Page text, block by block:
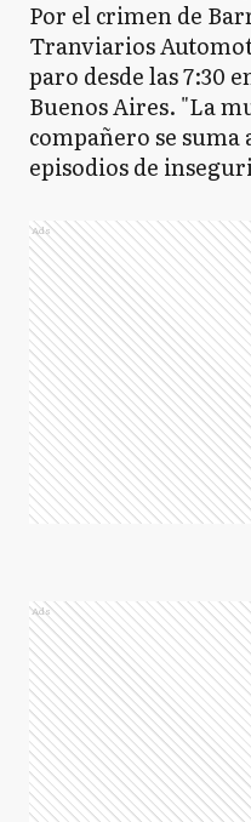
Por el crimen de
Tranviarios
paro desde las 7:30
Buenos Aires. "La
compañero se suma
episodios de
Ads
Ads